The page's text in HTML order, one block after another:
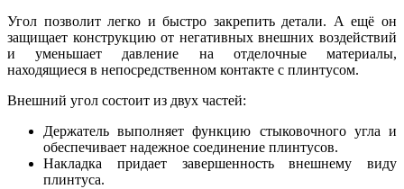
Угол позволит легко и быстро закрепить детали. А ещё он
защищает конструкцию от негативных внешних воздействий
и уменьшает давление на отделочные материалы,
находящиеся в непосредственном контакте с плинтусом.
Внешний угол состоит из двух частей:
Держатель выполняет функцию стыковочного угла и
обеспечивает надежное соединение плинтусов.
Накладка придает завершенность внешнему виду
плинтуса.